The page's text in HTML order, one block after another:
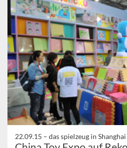
22.09.15 – das spielzeug in Shanghai